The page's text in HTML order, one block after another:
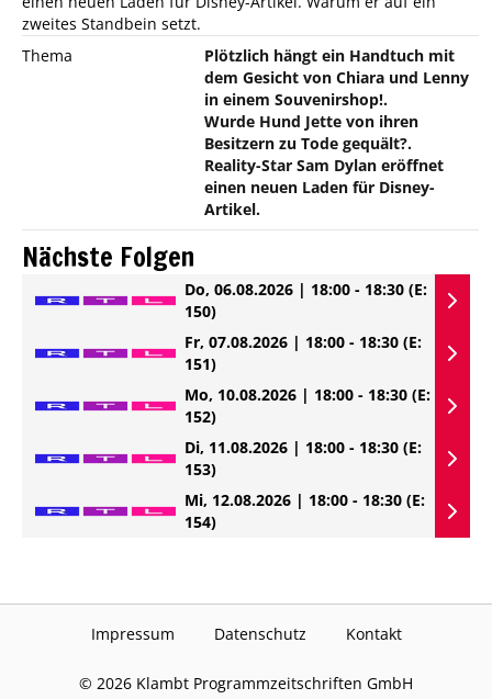
zweites Standbein setzt.
Thema
Plötzlich hängt ein Handtuch mit
dem Gesicht von Chiara und Lenny
in einem Souvenirshop!.
Wurde Hund Jette von ihren
Besitzern zu Tode gequält?.
Reality-Star Sam Dylan eröffnet
einen neuen Laden für Disney-
Artikel.
Nächste Folgen
Do, 06.08.2026 | 18:00 - 18:30 (E:
150)
Fr, 07.08.2026 | 18:00 - 18:30 (E:
151)
Mo, 10.08.2026 | 18:00 - 18:30 (E:
152)
Di, 11.08.2026 | 18:00 - 18:30 (E:
153)
Mi, 12.08.2026 | 18:00 - 18:30 (E:
154)
Impressum Datenschutz Kontakt
© 2026 Klambt Programmzeitschriften GmbH